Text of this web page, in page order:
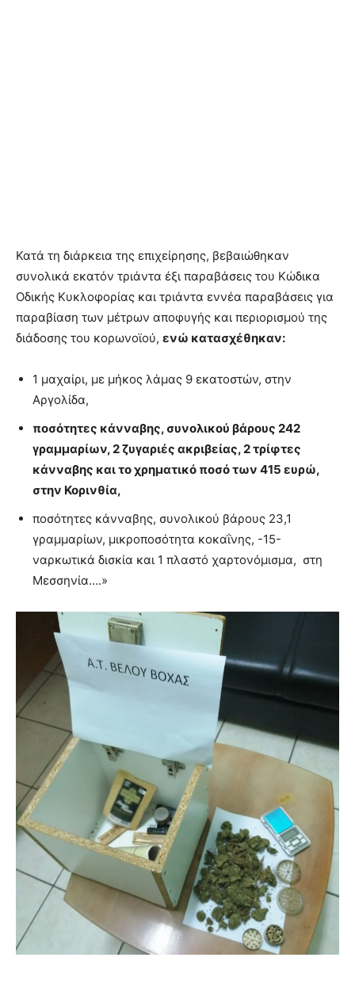
Κατά τη διάρκεια της επιχείρησης, βεβαιώθηκαν
συνολικά εκατόν τριάντα έξι παραβάσεις του Κώδικα
Οδικής Κυκλοφορίας και τριάντα εννέα παραβάσεις για
παραβίαση των μέτρων αποφυγής και περιορισμού της
διάδοσης του κορωνοϊού, ενώ κατασχέθηκαν:
1 μαχαίρι, με μήκος λάμας 9 εκατοστών, στην
Αργολίδα,
ποσότητες κάνναβης, συνολικού βάρους 242
γραμμαρίων, 2 ζυγαριές ακριβείας, 2 τρίφτες
κάνναβης και το χρηματικό ποσό των 415 ευρώ,
στην Κορινθία,
ποσότητες κάνναβης, συνολικού βάρους 23,1
γραμμαρίων, μικροποσότητα κοκαΐνης, -15-
ναρκωτικά δισκία και 1 πλαστό χαρτονόμισμα, στη
Μεσσηνία….»